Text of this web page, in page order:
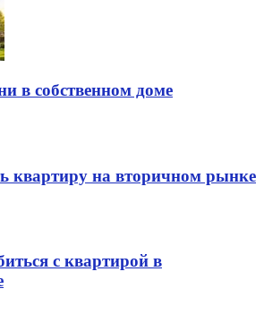
в собственном доме
квартиру на вторичном рынке
с квартирой в